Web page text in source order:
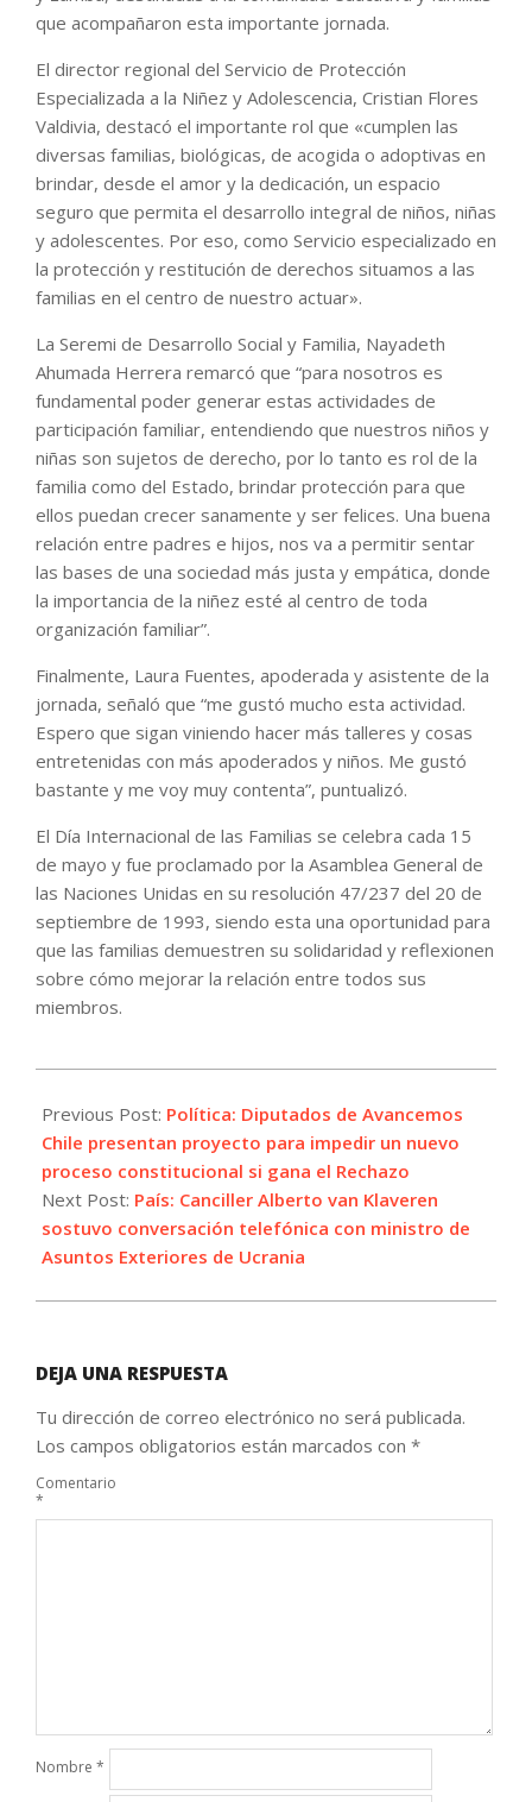
que acompañaron esta importante jornada.
El director regional del Servicio de Protección
Especializada a la Niñez y Adolescencia, Cristian Flores
Valdivia, destacó el importante rol que «cumplen las
diversas familias, biológicas, de acogida o adoptivas en
brindar, desde el amor y la dedicación, un espacio
seguro que permita el desarrollo integral de niños, niñas
y adolescentes. Por eso, como Servicio especializado en
la protección y restitución de derechos situamos a las
familias en el centro de nuestro actuar».
La Seremi de Desarrollo Social y Familia, Nayadeth
Ahumada Herrera remarcó que “para nosotros es
fundamental poder generar estas actividades de
participación familiar, entendiendo que nuestros niños y
niñas son sujetos de derecho, por lo tanto es rol de la
familia como del Estado, brindar protección para que
ellos puedan crecer sanamente y ser felices. Una buena
relación entre padres e hijos, nos va a permitir sentar
las bases de una sociedad más justa y empática, donde
la importancia de la niñez esté al centro de toda
organización familiar”.
Finalmente, Laura Fuentes, apoderada y asistente de la
jornada, señaló que “me gustó mucho esta actividad.
Espero que sigan viniendo hacer más talleres y cosas
entretenidas con más apoderados y niños. Me gustó
bastante y me voy muy contenta”, puntualizó.
El Día Internacional de las Familias se celebra cada 15
de mayo y fue proclamado por la Asamblea General de
las Naciones Unidas en su resolución 47/237 del 20 de
septiembre de 1993, siendo esta una oportunidad para
que las familias demuestren su solidaridad y reflexionen
sobre cómo mejorar la relación entre todos sus
miembros.
05-
16
Previous Post: Política: Diputados de Avancemos
Chile presentan proyecto para impedir un nuevo
proceso constitucional si gana el Rechazo
Next Post: País: Canciller Alberto van Klaveren
sostuvo conversación telefónica con ministro de
Asuntos Exteriores de Ucrania
DEJA UNA RESPUESTA
Tu dirección de correo electrónico no será publicada.
Los campos obligatorios están marcados con *
Comentario
*
Nombre *